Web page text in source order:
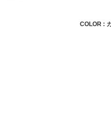
COLOR :